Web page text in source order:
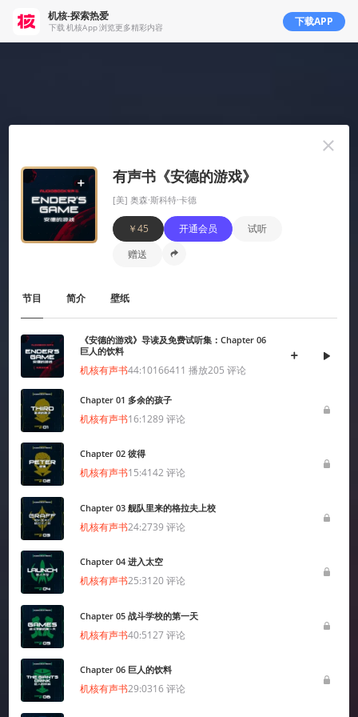
机核从2010年开始一直致力于分享游戏玩家的生活，以及深入探讨游戏相关的文化。我们开发原创的播客
以及视频节目，一直在不断寻找民间高质量的内容创作者。
我们坚信游戏不止是游戏，游戏中包含的科学，文化，历史等各个层面的知识和故事，它们同时也会辐射
到二次元甚至电影的领域，这些内容非常值得分享给热爱游戏的您。
京ICP备17068232号-1
网络文化经营许可证京网文[2024]1733-082号
京公网安备 11010502036937号
出版物经营许可证 新出发京零字第朝260115号
联系我们 / CONTACT US
工作招聘
Copyright © 2009 - 2024 GAMECORES. All Rights Reserved
App内打开
机核-探索热爱
下载 机核App 浏览更多精彩内容 下载APP
有声书《安德的游戏》
[美] 奥森·斯科特·卡德
￥45 开通会员
试听
赠送
节目 简介 壁纸
《安德的游戏》导读及免费试听集：Chapter 06
巨人的饮料
机核有声书44:10166411 播放205 评论
Chapter 01 多余的孩子
机核有声书16:1289 评论
Chapter 02 彼得
机核有声书15:4142 评论
Chapter 03 舰队里来的格拉夫上校
机核有声书24:2739 评论
Chapter 04 进入太空
机核有声书25:3120评论
Chapter 05 战斗学校的第一天
机核有声书40:5127评论
Chapter 06 巨人的饮料
机核有声书29:0316评论